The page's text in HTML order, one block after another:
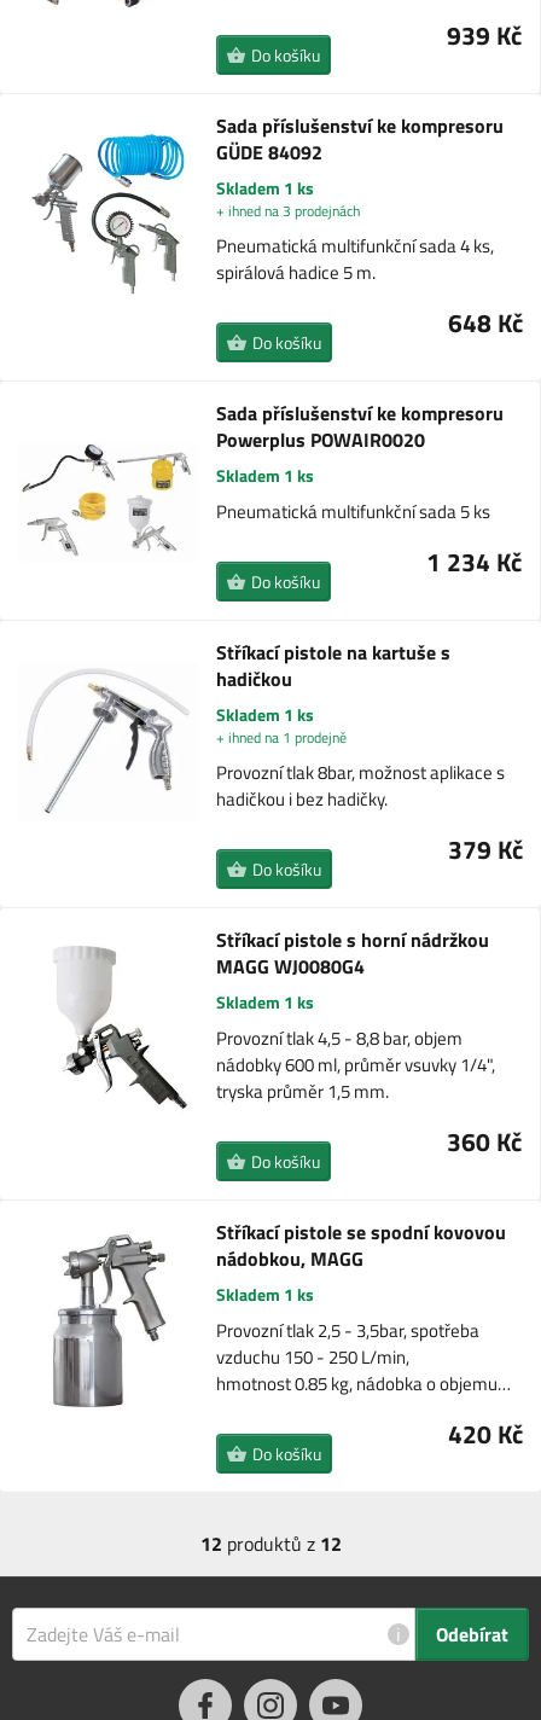
939 Kč
Do košíku
Sada příslušenství ke kompresoru
GÜDE 84092
Skladem 1 ks
+ ihned na 3 prodejnách
Pneumatická multifunkční sada 4 ks,
spirálová hadice 5 m.
648 Kč
Do košíku
Sada příslušenství ke kompresoru
Powerplus POWAIR0020
Skladem 1 ks
Pneumatická multifunkční sada 5 ks
1 234 Kč
Do košíku
Stříkací pistole na kartuše s
hadičkou
Skladem 1 ks
+ ihned na 1 prodejně
Provozní tlak 8bar, možnost aplikace s
hadičkou i bez hadičky.
379 Kč
Do košíku
Stříkací pistole s horní nádržkou
MAGG WJ0080G4
Skladem 1 ks
Provozní tlak 4,5 - 8,8 bar, objem
nádobky 600 ml, průměr vsuvky 1/4",
tryska průměr 1,5 mm.
360 Kč
Do košíku
Stříkací pistole se spodní kovovou
nádobkou, MAGG
Skladem 1 ks
Provozní tlak 2,5 - 3,5bar, spotřeba
vzduchu 150 - 250 L/min,
hmotnost 0.85 kg, nádobka o objemu…
420 Kč
Do košíku
12 produktů z 12
i Odebírat